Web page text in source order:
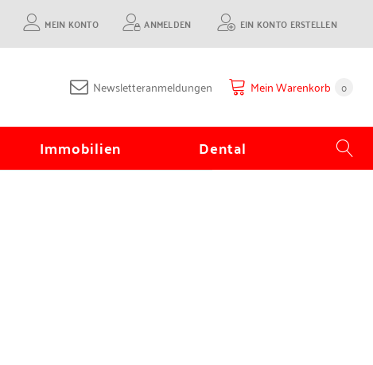
MEIN KONTO ANMELDEN EIN KONTO ERSTELLEN
Newsletteranmeldungen Mein Warenkorb 0
Immobilien Dental